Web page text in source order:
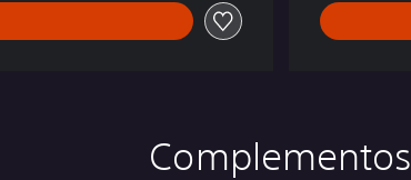
Complementos